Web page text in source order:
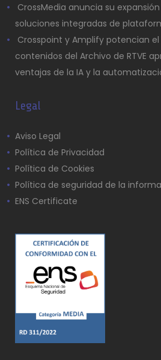
CrossMedia anuncia su
soluciones integradas de
Crosspoint y Amplify potencian
contenidos del Archivo de RTVE
ventajas de la IA y la
Legal
Aviso Legal
Política de Privacidad
Política de Cookies
Política de seguridad de la
ENS Certificate